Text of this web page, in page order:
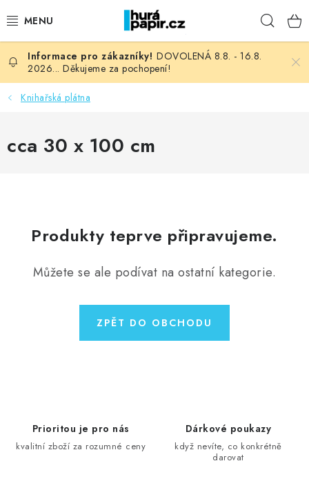
na
NOVINKY
HURÁ DÍLNA
OBLÍBENÉ ♥️
FOTORECENZE
Podmínky ochrany osobních údajů
Ověřování recenzí
Jak nakupovat
DOVOLENÁ 8.8. - 16.8.
2026... Děkujeme za pochopení!
Knihařská plátna
cca 30 x 100 cm
Produkty teprve připravujeme.
Můžete se ale podívat na ostatní kategorie.
ZPĚT DO OBCHODU
Prioritou je pro nás
kvalitní zboží za rozumné ceny
Dárkové poukazy
když nevíte, co konkrétně
darovat